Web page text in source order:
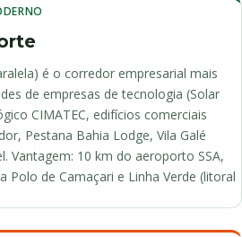
é o corredor empresarial mais
de empresas de tecnologia (Solar
CIMATEC, edifícios comerciais
Pestana Bahia Lodge, Vila Galé
Vantagem: 10 km do aeroporto SSA,
Polo de Camaçari e Linha Verde (litoral